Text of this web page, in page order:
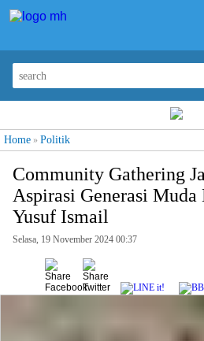
Home » Politik
Community Gathering
Aspirasi Generasi Muda
Yusuf Ismail
Selasa, 19 November 2024 00:37